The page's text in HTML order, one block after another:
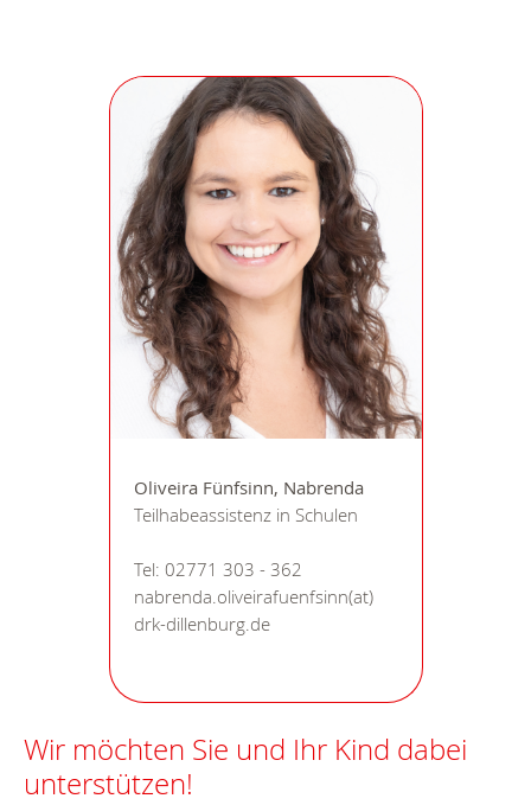
Oliveira Fünfsinn, Nabrenda
Teilhabeassistenz in Schulen
Tel: 02771 303 - 362
nabrenda.oliveirafuenfsinn(at)
drk-dillenburg.de
Wir möchten Sie und Ihr Kind dabei
unterstützen!